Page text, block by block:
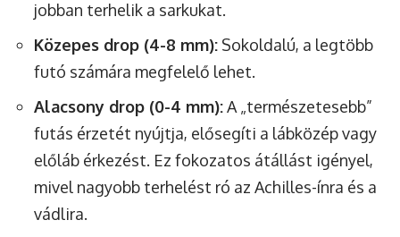
jobban terhelik a sarkukat.
Közepes drop (4-8 mm): Sokoldalú, a legtöbb
futó számára megfelelő lehet.
Alacsony drop (0-4 mm):A „természetesebb”
futás érzetét nyújtja, elősegíti a lábközép vagy
előláb érkezést. Ez fokozatos átállást igényel,
mivel nagyobb terhelést ró az Achilles-ínra és a
vádlira.